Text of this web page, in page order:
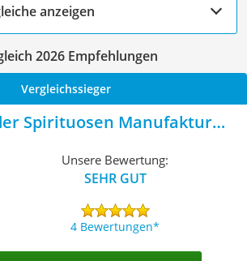
anzeigen
2026 Empfehlungen
Vergleichssieger
Spirituosen Manufaktur
Sanddornlikör
Unsere Bewertung:
SEHR GUT
4 Bewertungen